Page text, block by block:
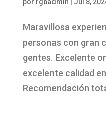
Maravillosa
personas con gran
gentes. Excelente
excelente calidad
Recomendación